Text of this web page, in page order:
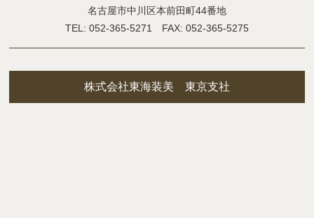
名古屋市中川区本前田町44番地
TEL: 052-365-5271 FAX: 052-365-5275
株式会社東海装美 東京支社